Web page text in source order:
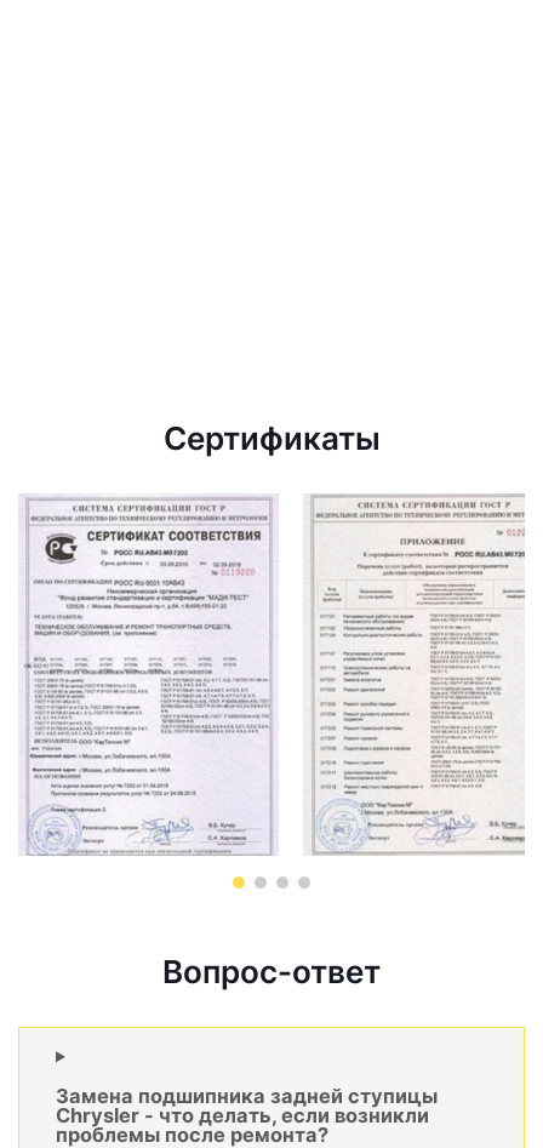
Сертификаты
Вопрос-ответ
Замена подшипника задней ступицы
Chrysler - что делать, если возникли
проблемы после ремонта?